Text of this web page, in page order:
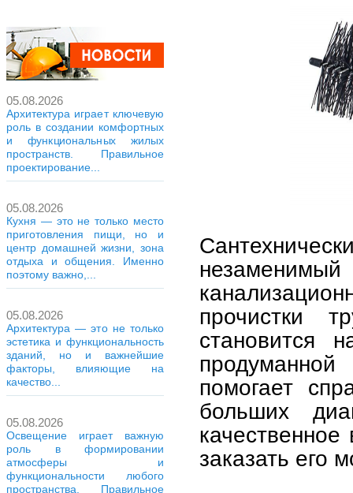
05.08.2026
Архитектура играет ключевую
роль в создании комфортных
и функциональных жилых
пространств. Правильное
проектирование...
05.08.2026
Кухня — это не только место
приготовления пищи, но и
центр домашней жизни, зона
отдыха и общения. Именно
поэтому важно,...
05.08.2026
Архитектура — это не только
эстетика и функциональность
зданий, но и важнейшие
факторы, влияющие на
качество...
05.08.2026
Освещение играет важную
роль в формировании
атмосферы и
функциональности любого
пространства. Правильное
прочистки
становится
помогает
больших
заказать его